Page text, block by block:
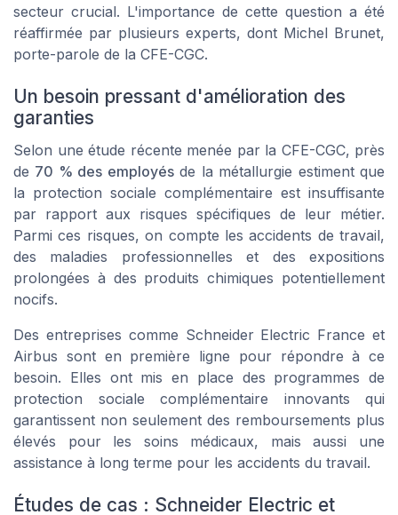
secteur crucial. L'importance de cette question a été
réaffirmée par plusieurs experts, dont Michel Brunet,
porte-parole de la CFE-CGC.
Un besoin pressant d'amélioration des
garanties
Selon une étude récente menée par la CFE-CGC, près
de 70 % des employésde la métallurgie estiment que
la protection sociale complémentaire est insuffisante
par rapport aux risques spécifiques de leur métier.
Parmi ces risques, on compte les accidents de travail,
des maladies professionnelles et des expositions
prolongées à des produits chimiques potentiellement
nocifs.
Des entreprises comme Schneider Electric France et
Airbus sont en première ligne pour répondre à ce
besoin. Elles ont mis en place des programmes de
protection sociale complémentaire innovants qui
garantissent non seulement des remboursements plus
élevés pour les soins médicaux, mais aussi une
assistance à long terme pour les accidents du travail.
Études de cas : Schneider Electric et